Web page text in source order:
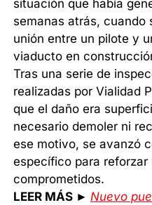
situación que había
semanas atrás, cuando
unión entre un pilote y
viaducto en
Tras una serie de
realizadas por Vialidad
que el daño era
necesario demoler ni
ese motivo, se avanzó
específico para reforzar
comprometidos.
LEER MÁS ►Nuevo